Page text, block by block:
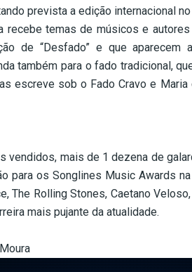
prevista a edição internacional
recebe temas de músicos e
de “Desfado” e que aparecem
também para o fado tradicional,
escreve sob o Fado Cravo e
vendidos, mais de 1 dezena de
para os Songlines Music Awards
The Rolling Stones, Caetano
mais pujante da atualidade.